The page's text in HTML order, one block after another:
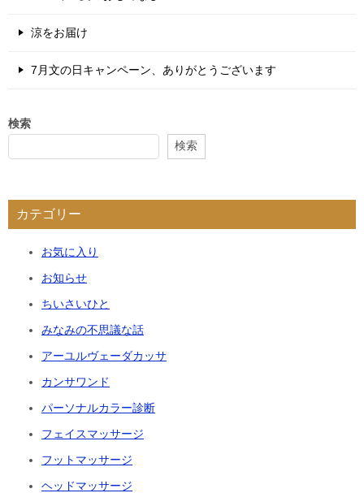
涼をお届け
7月文の日キャンペーン、ありがとうございます
検索
検索
カテゴリー
お気に入り
お知らせ
ちいさいひと
みなみの不思議な話
アーユルヴェーダカッサ
カンサワンド
パーソナルカラー診断
フェイスマッサージ
フットマッサージ
ヘッドマッサージ